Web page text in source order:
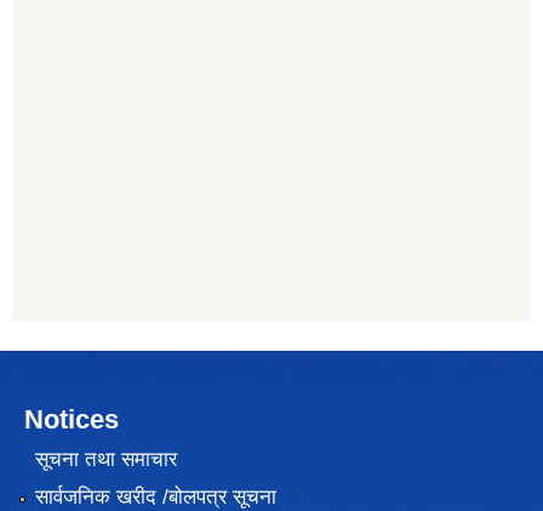
Notices
सूचना तथा समाचार
सार्वजनिक खरीद /बोलपत्र सूचना